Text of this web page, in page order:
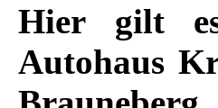
Hier gilt
Autohaus